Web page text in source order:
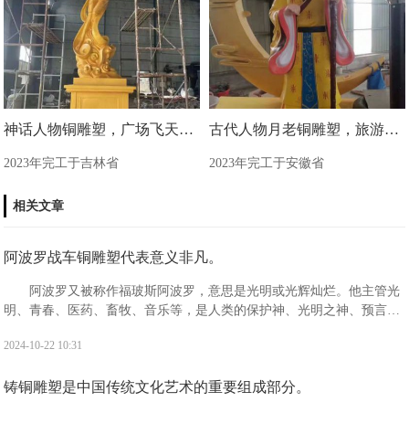
神话人物铜雕塑，广场飞天铜雕塑制造商
2023年完工于吉林省
古代人物月老铜雕塑，旅游区景观雕塑
2023年完工于安徽省
相关文章
阿波罗战车铜雕塑代表意义非凡。
阿波罗又被称作福玻斯阿波罗，意思是光明或光辉灿烂。他主管光
明、青春、医药、畜牧、音乐等，是人类的保护神、光明之神、预言之
斯特利亚的一座浮岛提洛岛之上。
2024-10-22 10:31
铸铜雕塑是中国传统文化艺术的重要组成部分。